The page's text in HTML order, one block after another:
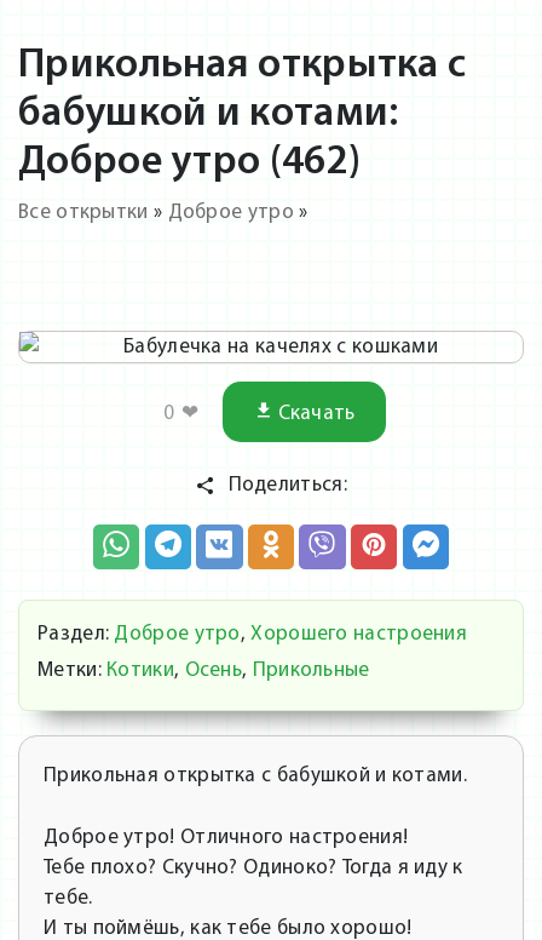
Прикольная открытка с
бабушкой и котами:
Доброе утро (462)
Все открытки » Доброе утро »
0 ❤ Скачать
Поделиться:
Раздел: Доброе утро,Хорошего настроения
Метки: Котики, Осень, Прикольные
Прикольная открытка с бабушкой и котами.
Доброе утро! Отличного настроения!
Тебе плохо? Скучно? Одиноко? Тогда я иду к
тебе.
И ты поймёшь, как тебе было хорошо!